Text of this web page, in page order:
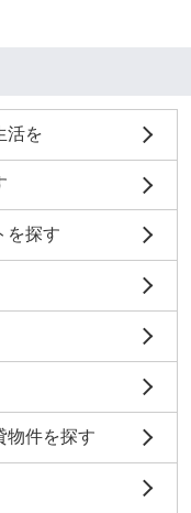
活を
を探す
物件を探す